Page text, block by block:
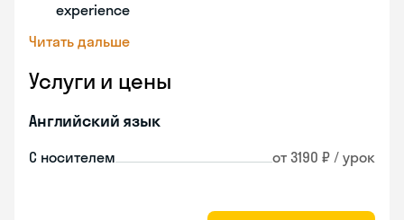
experience
Читать дальше
Услуги и цены
Английский язык
С носителем от 3190 ₽ / урок